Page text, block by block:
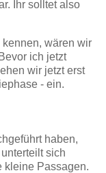
Ihr solltet also
wären wir
ich jetzt
wir jetzt erst
- ein.
haben,
sich
kleine Passagen.